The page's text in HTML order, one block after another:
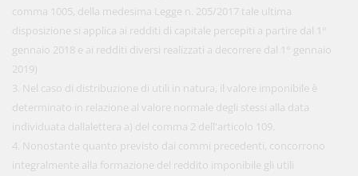
comma 1005, della medesima Legge n. 205/2017 tale ultima
disposizione si applica ai redditi di capitale percepiti a partire dal 1°
gennaio 2018 e ai redditi diversi realizzati a decorrere dal 1° gennaio
2019)
3. Nel caso di distribuzione di utili in natura, il valore imponibile è
determinato in relazione al valore normale degli stessi alla data
individuata dallalettera a) del comma 2 dell'articolo 109.
4. Nonostante quanto previsto dai commi precedenti, concorrono
integralmente alla formazione del reddito imponibile gli utili